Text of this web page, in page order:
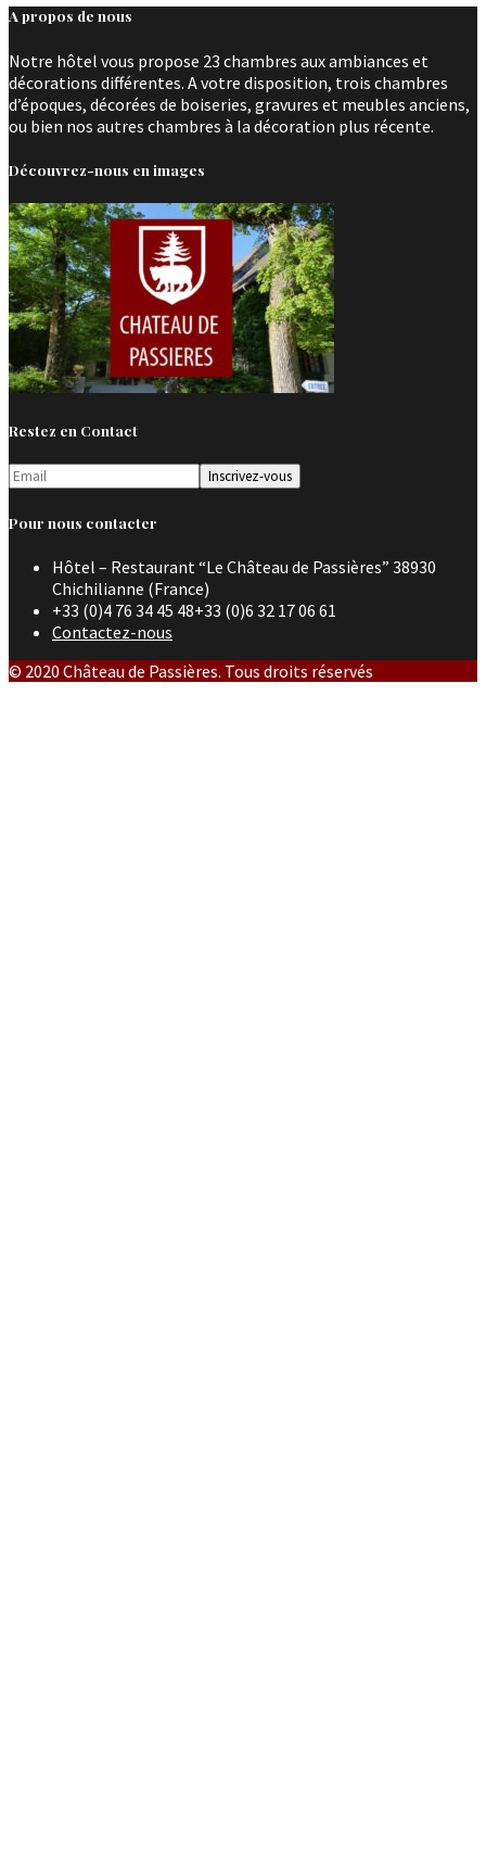
A propos de nous
Notre hôtel vous propose 23 chambres aux ambiances et
décorations différentes. A votre disposition, trois chambres
d’époques, décorées de boiseries, gravures et meubles anciens,
ou bien nos autres chambres à la décoration plus récente.
Découvrez-nous en images
Restez en Contact
Pour nous contacter
Hôtel – Restaurant “Le Château de Passières” 38930
Chichilianne (France)
+33 (0)4 76 34 45 48+33 (0)6 32 17 06 61
Contactez-nous
© 2020 Château de Passières. Tous droits réservés